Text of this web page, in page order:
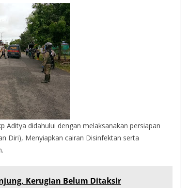
Aditya didahului dengan melaksanakan persiapan
Diri), Menyiapkan cairan Disinfektan serta
Kerugian Belum Ditaksir